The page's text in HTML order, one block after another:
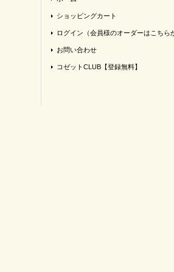
ショッピングカート
ログイン（会員様のオーダーはこちら
お問い合わせ
コゼットCLUB【登録無料】